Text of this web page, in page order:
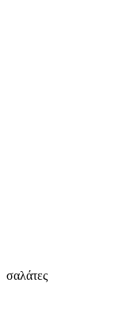
σαλάτες